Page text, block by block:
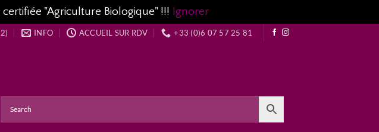
"Agriculture Biologique" !!! Ignorer
INFO ACCUEIL SUR RDV +33 (0)6 07 57 25 81